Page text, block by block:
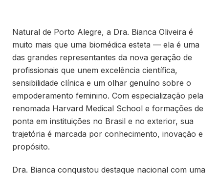
Natural de Porto Alegre, a Dra. Bianca Oliveira é
muito mais que uma biomédica esteta — ela é uma
das grandes representantes da nova geração de
profissionais que unem excelência científica,
sensibilidade clínica e um olhar genuíno sobre o
empoderamento feminino. Com especialização pela
renomada Harvard Medical School e formações de
ponta em instituições no Brasil e no exterior, sua
trajetória é marcada por conhecimento, inovação e
propósito.
Dra. Bianca conquistou destaque nacional com uma